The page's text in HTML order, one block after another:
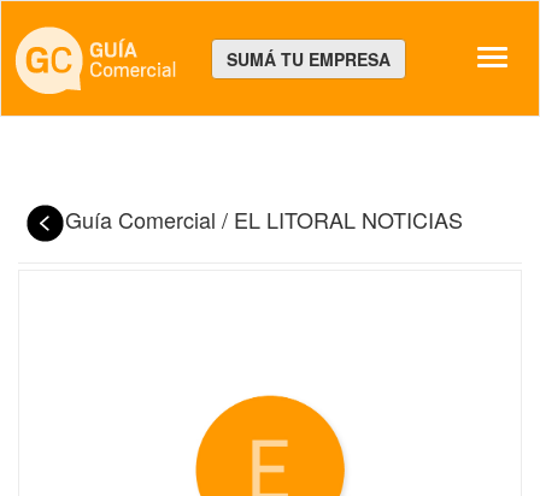
SUMÁ TU EMPRESA
Guía Comercial / EL LITORAL NOTICIAS